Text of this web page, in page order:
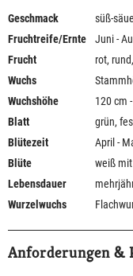
Geschmack
süß-
Fruchtreife/Ernte
Juni -
Frucht
rot,
Wuchs
Wuchshöhe
120 cm
Blatt
grün,
Blütezeit
April -
Blüte
weiß
Lebensdauer
Wurzelwuchs
Anforderungen &